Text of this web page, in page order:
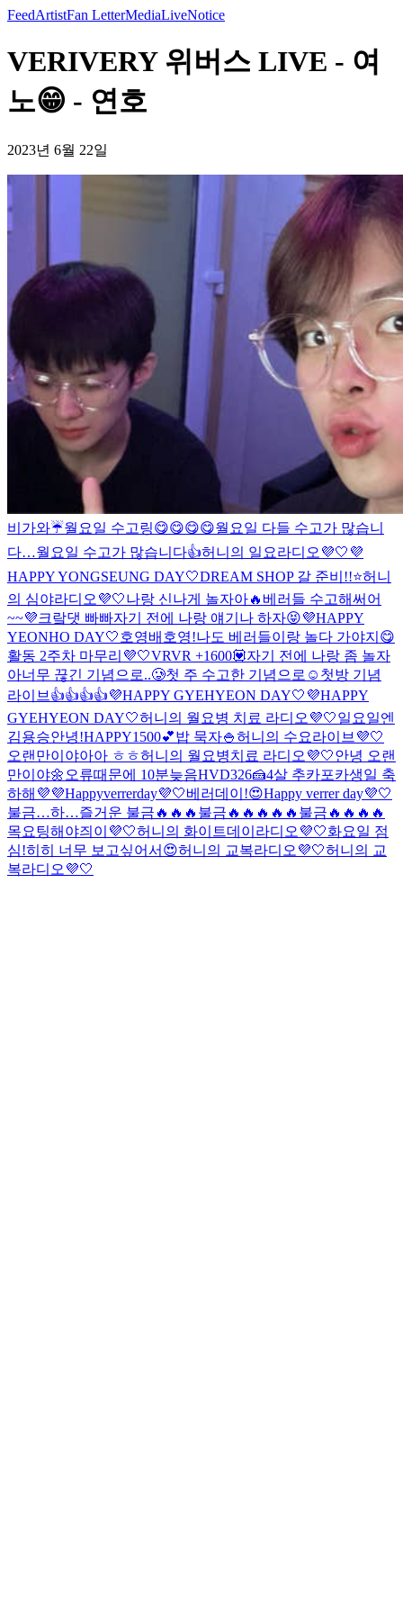
FeedArtistFan LetterMediaLiveNotice
VERIVERY 위버스 LIVE - 여
노😁 - 연호
2023년 6월 22일
비가와☔️월요일 수고링😋😋😋😋월요일 다들 수고가 많습니
다…월요일 수고가 많습니다👍허니의 일요라디오💜🤍 💜
HAPPY YONGSEUNG DAY🤍DREAM SHOP 갈 준비!!⭐️허니
의 심야라디오💜🤍나랑 신나게 놀자아🔥 베러들 수고해써어
~~💜크랔댓 빠빠자기 전에 나랑 얘기나 하자😝💜HAPPY
YEONHO DAY🤍호영배 호영!나도 베러들이랑 놀다 가야지😋
활동 2주차 마무리💜🤍VRVR +1600💟자기 전에 나랑 좀 놀자
아너무 끊긴 기념으로..🥲첫 주 수고한 기념으로☺️ 첫방 기념
라이브👍👍👍👍💜HAPPY GYEHYEON DAY🤍 💜HAPPY
GYEHYEON DAY🤍허니의 월요병 치료 라디오💜🤍일요일엔
김용승안녕!HAPPY1500💕밥 묵자🍚허니의 수요라이브💜🤍
오랜만이야아아 ㅎㅎ허니의 월요병치료 라디오💜🤍안녕 오랜
만이야🌼 오류때문에 10분늦음HVD326🍰4살 추카포카생일 축
하해💜💜Happyverrerday💜🤍베러데이!😍Happy verrer day💜🤍
불금…하…즐거운 불금🔥🔥🔥 불금🔥🔥🔥🔥🔥 불금🔥🔥🔥🔥
목요팅해야즤이💜🤍허니의 화이트데이라디오💜🤍화요일 점
심!히히 너무 보고싶어서😍허니의 교복라디오💜🤍허니의 교
복라디오💜🤍